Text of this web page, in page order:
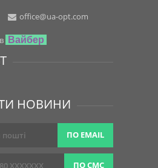
office@ua-opt.com
Вайбер
НОВИНИ
ПО EMAIL
ПО СМС